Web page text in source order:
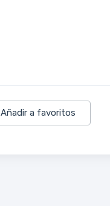
Añadir a favoritos